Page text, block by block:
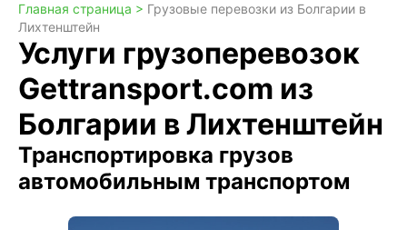
Главная страница > Грузовые перевозки из Болгарии в
Лихтенштейн
Услуги грузоперевозок
Gettransport.com из
Болгарии в Лихтенштейн
Транспортировка грузов
автомобильным транспортом